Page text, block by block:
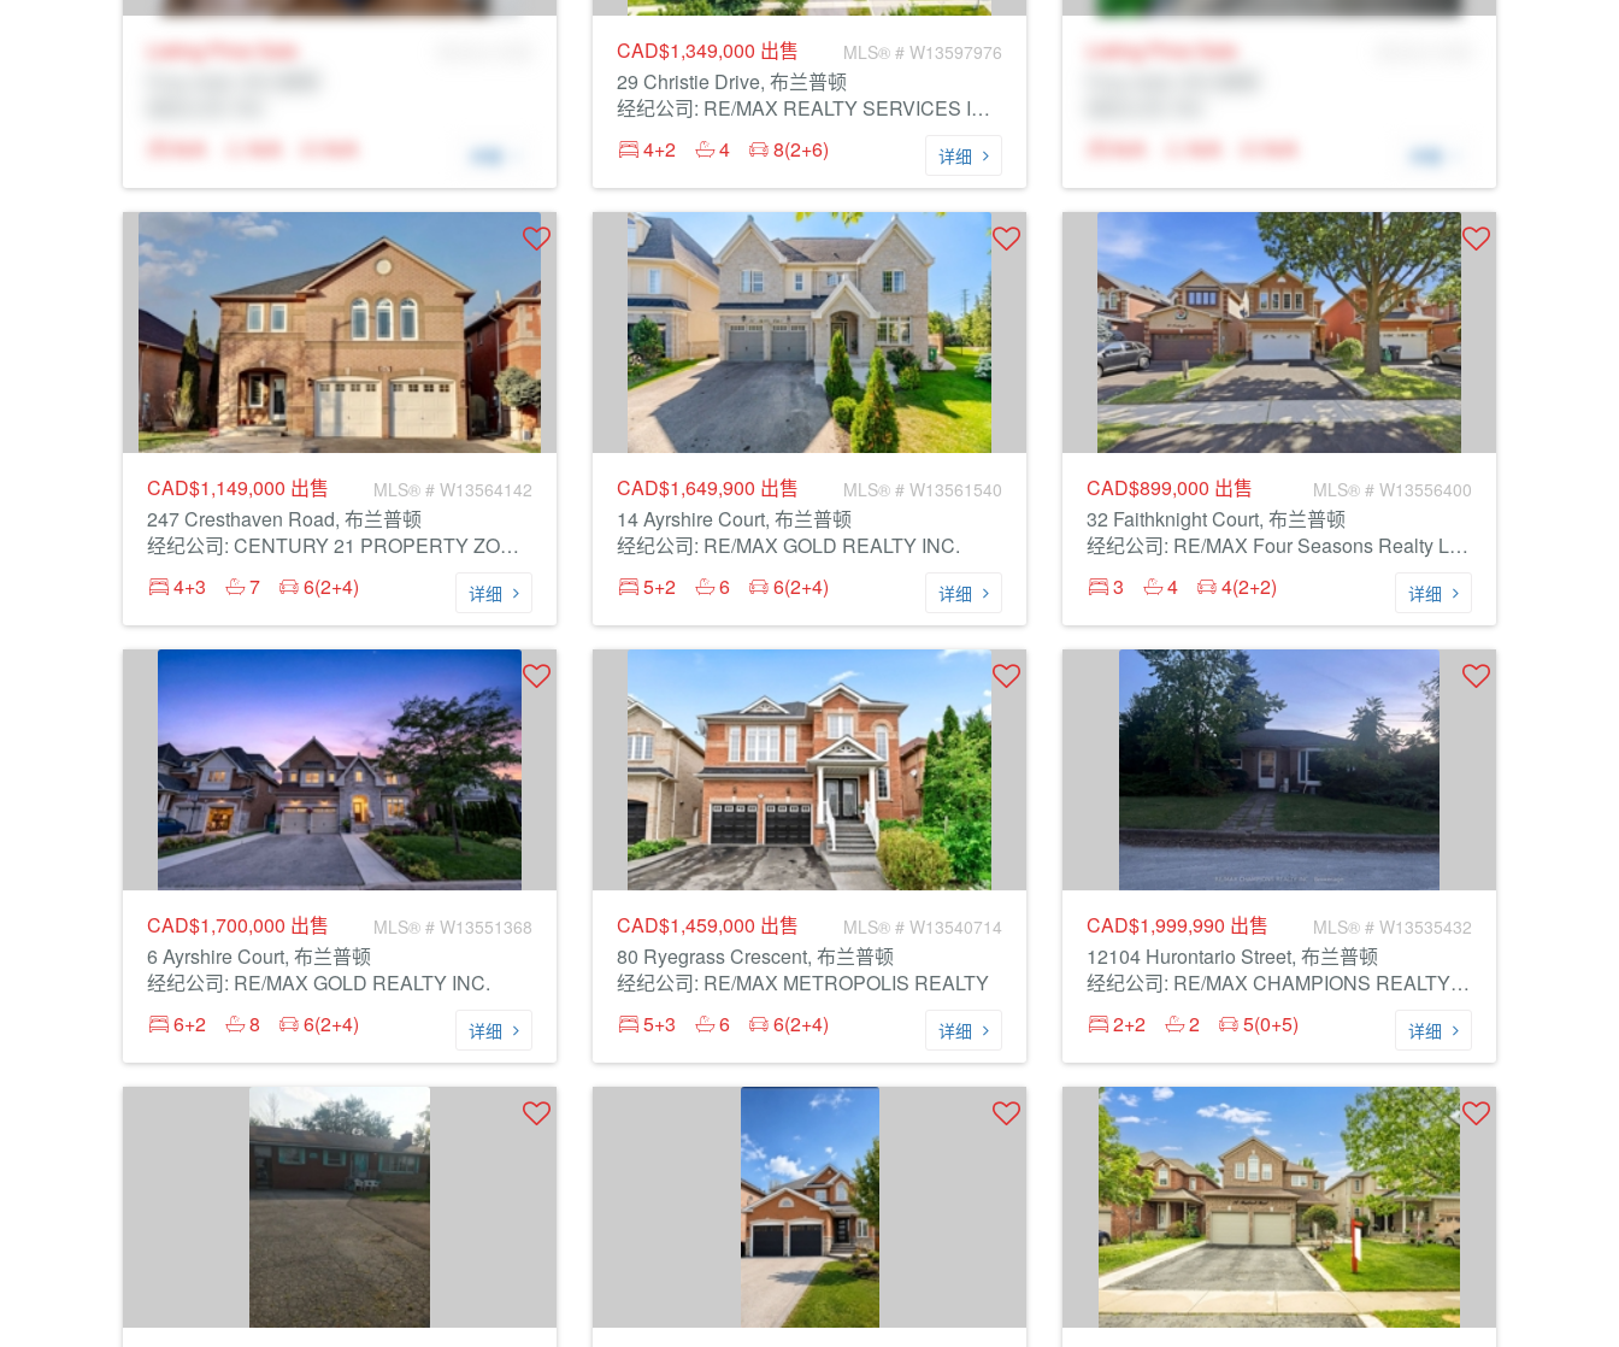
Listing Price Sale
N/A
N/A N/A 详细
CAD$1,349,000 出售 MLS® # W13597976
29 Christie Drive, 布兰普顿
经纪公司: RE/MAX REALTY SERVICES INC.
4+2
4 8(2+6) 详细
Listing Price Sale
N/A
N/A N/A 详细
CAD$1,149,000 出售 MLS® # W13564142
247 Cresthaven Road, 布兰普顿
经纪公司: CENTURY 21 PROPERTY ZONE REALTY INC.
4+3
7 6(2+4) 详细
CAD$1,649,900 出售 MLS® # W13561540
14 Ayrshire Court, 布兰普顿
经纪公司: RE/MAX GOLD REALTY INC.
5+2
6 6(2+4) 详细
CAD$899,000 出售 MLS® # W13556400
32 Faithknight Court, 布兰普顿
经纪公司: RE/MAX Four Seasons Realty Limited
3
4 4(2+2) 详细
CAD$1,700,000 出售 MLS® # W13551368
6 Ayrshire Court, 布兰普顿
经纪公司: RE/MAX GOLD REALTY INC.
6+2
8 6(2+4) 详细
CAD$1,459,000 出售 MLS® # W13540714
80 Ryegrass Crescent, 布兰普顿
经纪公司: RE/MAX METROPOLIS REALTY
5+3
6 6(2+4) 详细
CAD$1,999,990 出售 MLS® # W13535432
12104 Hurontario Street, 布兰普顿
经纪公司: RE/MAX CHAMPIONS REALTY INC.
2+2
2 5(0+5) 详细